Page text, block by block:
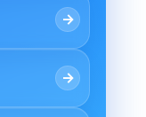
→
→